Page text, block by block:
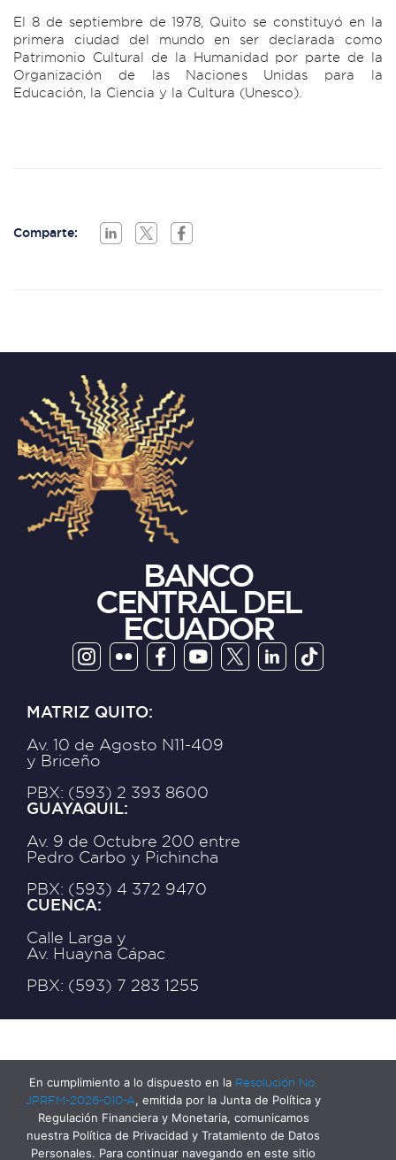
El 8 de septiembre de 1978, Quito se constituyó en la
primera ciudad del mundo en ser declarada como
Patrimonio Cultural de la Humanidad por parte de la
Organización de las Naciones Unidas para la
Educación, la Ciencia y la Cultura (Unesco).
Comparte:
BANCO
CENTRAL DEL
ECUADOR
MATRIZ QUITO:
Av. 10 de Agosto N11-409
y Briceño
PBX: (593) 2 393 8600
GUAYAQUIL:
Av. 9 de Octubre 200 entre
Pedro Carbo y Pichincha
PBX: (593) 4 372 9470
CUENCA:
Calle Larga y
Av. Huayna Cápac
PBX: (593) 7 283 1255
En cumplimiento a lo dispuesto en la Resolución No.
JPRFM-2026-010-A, emitida por la Junta de Política y
Regulación Financiera y Monetaria, comunicamos
nuestra Política de Privacidad y Tratamiento de Datos
Personales. Para continuar navegando en este sitio